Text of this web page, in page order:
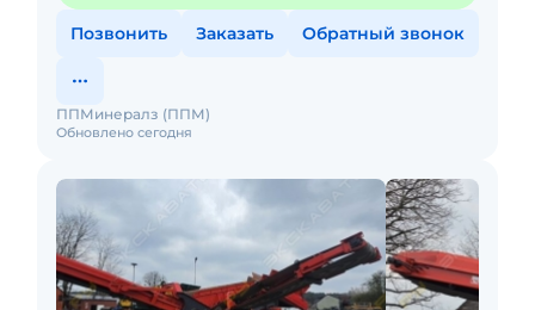
Позвонить Заказать Обратный звонок
Обновлено сегодня
ППМинералз (ППМ)